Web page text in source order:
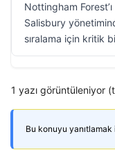
Nottingham
Salisbury
sıralama için kritik
1 yazı görüntüleniyor
Bu konuyu yanıtlamak